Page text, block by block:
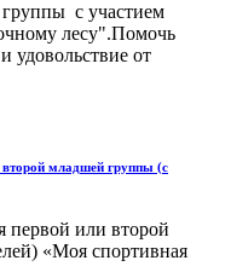
с участием
лесу".Помочь
удовольствие от
второй младшей группы (с
первой или второй
«Моя спортивная